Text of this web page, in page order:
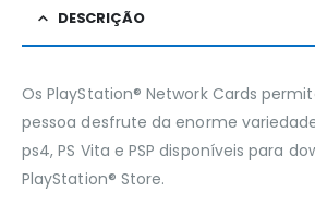
DESCRIÇÃO
Os PlayStation® Network Cards
pessoa desfrute da enorme
ps4, PS Vita e PSP disponíveis para
PlayStation® Store.